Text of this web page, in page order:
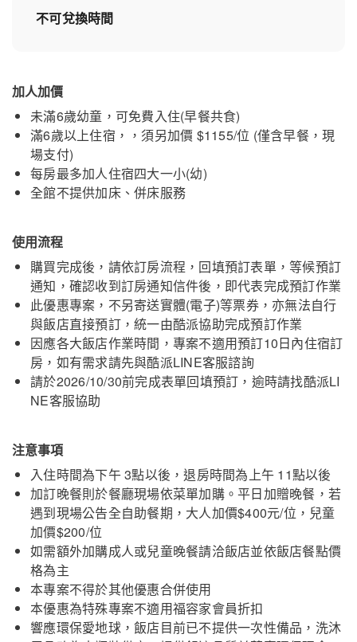
不可兌換時間
加人加價
未滿6歲幼童，可免費入住(早餐共食)
滿6歲以上住宿，，須另加價 $1155/位 (僅含早餐，現
場支付)
每房最多加人住宿四大一小(幼)
全館不提供加床、併床服務
使用流程
購買完成後，請依訂房流程，回填預訂表單，等候預訂
通知，確認收到訂房通知信件後，即代表完成預訂作業
此優惠專案，不另寄送實體(電子)等票券，亦無法自行
與飯店直接預訂，統一由酷派協助完成預訂作業
因應各大飯店作業時間，專案不適用預訂10日內住宿訂
房，如有需求請先與酷派LINE客服諮詢
請於2026/10/30前完成表單回填預訂，逾時請找酷派LI
NE客服協助
注意事項
入住時間為下午 3點以後，退房時間為上午 11點以後
加訂晚餐則於餐廳現場依菜單加購。平日加贈晚餐，若
遇到現場公告全自助餐期，大人加價$400元/位，兒童
加價$200/位
如需額外加購成人或兒童晚餐請洽飯店並依飯店餐點價
格為主
本專案不得於其他優惠合併使用
本優惠為特殊專案不適用福容家會員折扣
響應環保愛地球，飯店目前已不提供一次性備品，洗沐